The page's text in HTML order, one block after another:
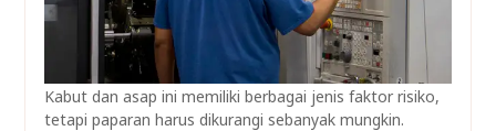
Kabut dan asap ini memiliki berbagai jenis faktor risiko,
tetapi paparan harus dikurangi sebanyak mungkin.